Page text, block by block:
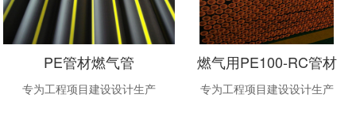
PE管材燃气管
专为工程项目建设设计生产
燃气用PE100-RC管材
专为工程项目建设设计生产